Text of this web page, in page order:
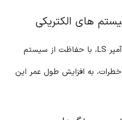
های الکتریکی
کلید مینیاتوری دو پل ۲۵ آمپر LS، با حفاظت از سیستم
خطرات، به افزایش طول عمر این